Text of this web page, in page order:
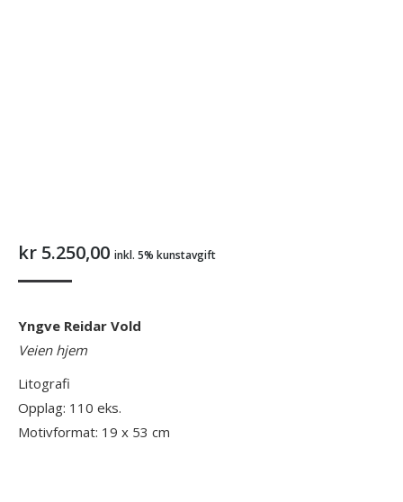
kr 5.250,00 inkl. 5% kunstavgift
Yngve Reidar Vold
Veien hjem
Litografi
Opplag: 110 eks.
Motivformat: 19 x 53 cm